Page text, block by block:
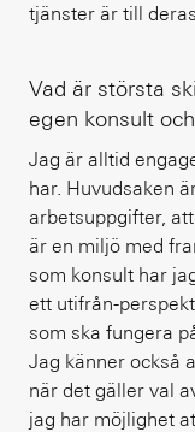
tjänster är till
Vad är största
egen konsult
Jag är alltid
har. Huvudsaken
arbetsuppgifter,
är en miljö med
som konsult har
ett utifrån-
som ska fungera
Jag känner också
när det gäller val
jag har möjlighet